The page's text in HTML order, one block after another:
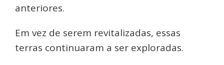
anteriores.
Em vez de serem revitalizadas, essas
terras continuaram a ser exploradas.